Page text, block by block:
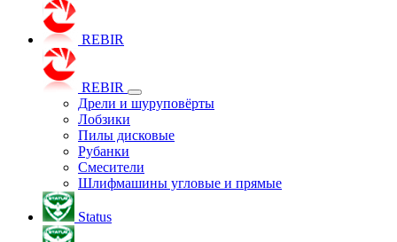
REBIR
REBIR
Дрели и шуруповёрты
Лобзики
Пилы дисковые
Рубанки
Смесители
Шлифмашины угловые и прямые
Status